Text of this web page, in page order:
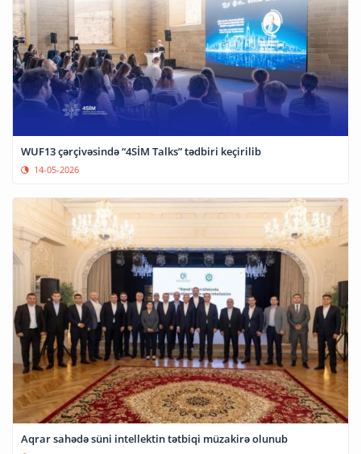
WUF13 çərçivəsində “4SİM Talks” tədbiri keçirilib
14-05-2026
Aqrar sahədə süni intellektin tətbiqi müzakirə olunub